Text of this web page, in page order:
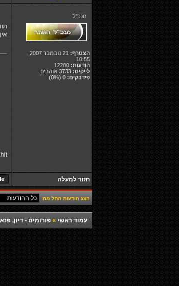
מנכ"ל
הצטרף:
10:55
הודעות:
לייקים: 3733 אוהבים
פידבקים: 0
(0%)
חזור למעלה
הצג הודעות החל מה:
עמוד ראשי » פורומים - דיון,